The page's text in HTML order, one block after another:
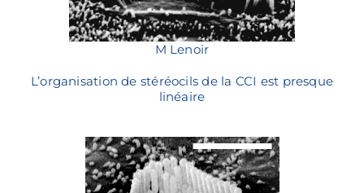
M Lenoir
L’organisation de stéréocils de la CCI est presque
linéaire